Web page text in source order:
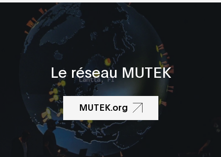
Le réseau MUTEK
MUTEK.org